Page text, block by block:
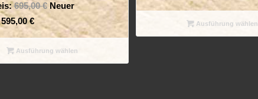
695,00€ Neuer
595,00€
Ausführung wählen
Ausführung wählen